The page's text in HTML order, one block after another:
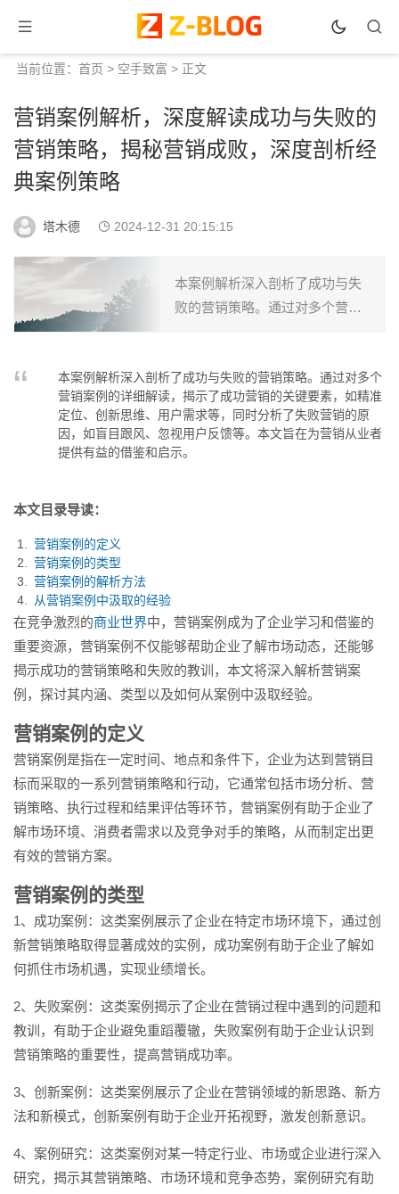
当前位置： 首页 > 空手致富 > 正文
营销案例解析，深度解读成功与失败的
营销策略，揭秘营销成败，深度剖析经
典案例策略
塔木德 2024-12-31 20:15:15
本案例解析深入剖析了成功与失
败的营销策略。通过对多个营销
新思维、用户需求等，同时分析
了失败营销的原因，如盲目跟
风...
本案例解析深入剖析了成功与失败的营销策略。通过对多个
营销案例的详细解读，揭示了成功营销的关键要素，如精准
定位、创新思维、用户需求等，同时分析了失败营销的原
因，如盲目跟风、忽视用户反馈等。本文旨在为营销从业者
提供有益的借鉴和启示。
本文目录导读：
营销案例的定义
营销案例的类型
营销案例的解析方法
从营销案例中汲取的经验
在竞争激烈的商业世界中，营销案例成为了企业学习和借鉴的
重要资源，营销案例不仅能够帮助企业了解市场动态，还能够
揭示成功的营销策略和失败的教训，本文将深入解析营销案
例，探讨其内涵、类型以及如何从案例中汲取经验。
营销案例的定义
营销案例是指在一定时间、地点和条件下，企业为达到营销目
标而采取的一系列营销策略和行动，它通常包括市场分析、营
销策略、执行过程和结果评估等环节，营销案例有助于企业了
解市场环境、消费者需求以及竞争对手的策略，从而制定出更
有效的营销方案。
营销案例的类型
1、成功案例：这类案例展示了企业在特定市场环境下，通过创
新营销策略取得显著成效的实例，成功案例有助于企业了解如
何抓住市场机遇，实现业绩增长。
2、失败案例：这类案例揭示了企业在营销过程中遇到的问题和
教训，有助于企业避免重蹈覆辙，失败案例有助于企业认识到
营销策略的重要性，提高营销成功率。
3、创新案例：这类案例展示了企业在营销领域的新思路、新方
法和新模式，创新案例有助于企业开拓视野，激发创新意识。
4、案例研究：这类案例对某一特定行业、市场或企业进行深入
研究，揭示其营销策略、市场环境和竞争态势，案例研究有助